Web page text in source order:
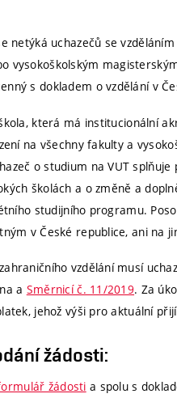
netýká uchazečů se
vysokoškolským
s dokladem o vzdělání v
která má institucionální
na všechny fakulty a
o studium na VUT
školách a o změně a
studijního programu.
v České republice, ani na
vzdělání musí
a Směrnicí č. 11/2019. Za
jehož výši pro aktuální
žádosti:
žádosti a spolu s